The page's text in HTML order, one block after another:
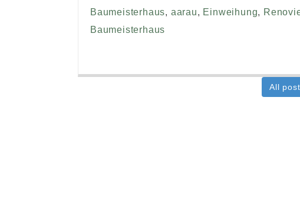
Baumeisterhaus, aarau, Einweihung,
Baumeisterhaus
All